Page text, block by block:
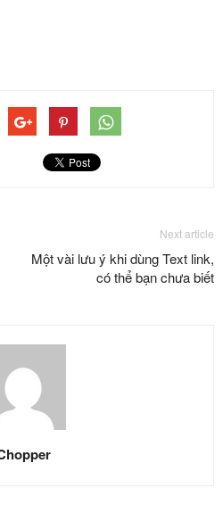
Next article
Một vài lưu ý khi dùng Text link,
có thể bạn chưa biết